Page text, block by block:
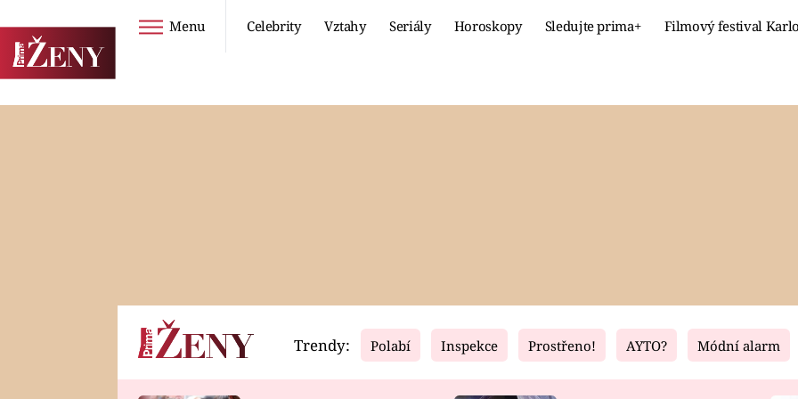
Menu Celebrity Vztahy Seriály Horoskopy Sledujte prima+ Filmový festival
Horoskopy Video Fresh Living
Trendy: Polabí Inspekce Prostřeno! AYTO? Módní alarm